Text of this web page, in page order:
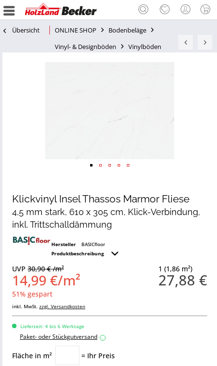
Übersicht ONLINE SHOP
Bodenbeläge
Vinyl- & Designböden
Vinylböden
Klickvinyl Insel Thassos Marmor Fliese
4,5 mm stark, 610 x 305 cm, Klick-Verbindung,
inkl. Trittschalldämmung
Hersteller
BASICfloor
Produktbeschreibung
1 (1,86 m²)
27,88 €
UVP 30,90 € /m²
14,99 €/m²
51% gespart
inkl. MwSt. zzgl. Versandkosten
Lieferzeit: 4 bis 6 Werktage
Paket- oder Stückgutversand i
Fläche in m² = Ihr Preis